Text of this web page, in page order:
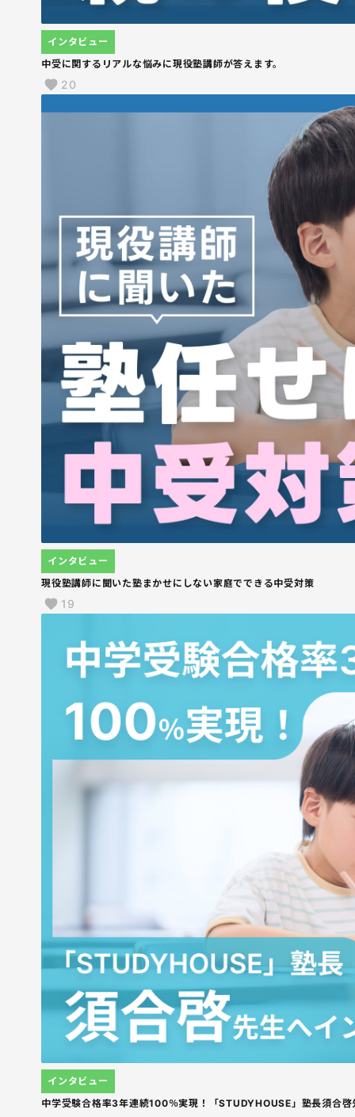
中受に関するリアルな悩みに現役塾講師が答えます。
インタビュー
20
現役塾講師に聞いた塾まかせにしない家庭でできる中受対策
インタビュー
19
中学受験合格率3年連続100％実現！「STUDYHOUSE」塾長須合啓
インタビュー